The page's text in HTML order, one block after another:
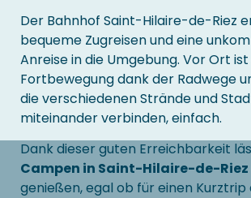
Der Bahnhof Saint-Hilaire-de-Riez
bequeme Zugreisen und eine
Anreise in die Umgebung. Vor Ort
Fortbewegung dank der Radwege
die verschiedenen Strände und
miteinander verbinden, einfach.
Dank dieser guten Erreichbarkeit
Campen in Saint-Hilaire-de-Riez
genießen, egal ob für einen Kurztrip